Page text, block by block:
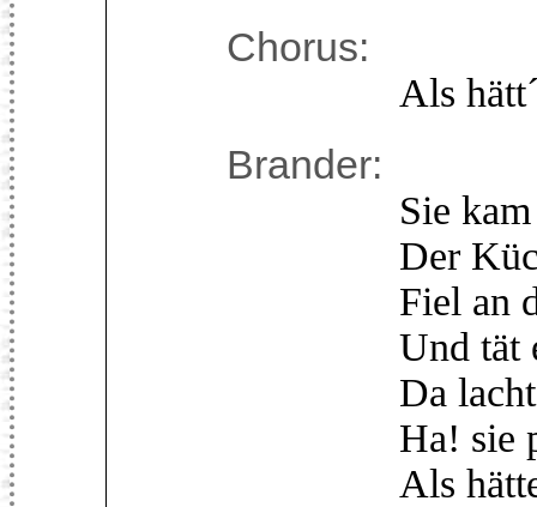
Chorus:
Als hätt´ es
Brander:
Sie kam vor
Der Küche
Fiel an den
Und tät
Da lachte
Ha! sie pfeift
Als hätte